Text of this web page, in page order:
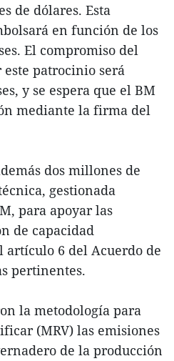
de dólares. Esta
en función de los
El compromiso del
patrocinio será
y se espera que el BM
mediante la firma del
dos millones de
gestionada
para apoyar las
de capacidad
artículo 6 del Acuerdo de
pertinentes.
la metodología para
(MRV) las emisiones
de la producción